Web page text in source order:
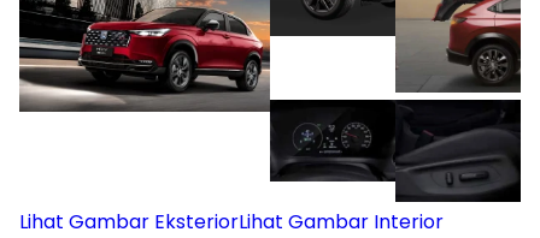
Lihat Gambar EksteriorLihat Gambar Interior